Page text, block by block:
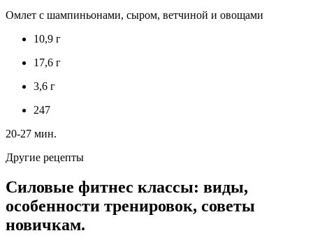
Омлет с шампиньонами, сыром, ветчиной и овощами
10,9 г
17,6 г
3,6 г
247
20-27 мин.
Другие рецепты
Силовые фитнес классы: виды,
особенности тренировок, советы
новичкам.